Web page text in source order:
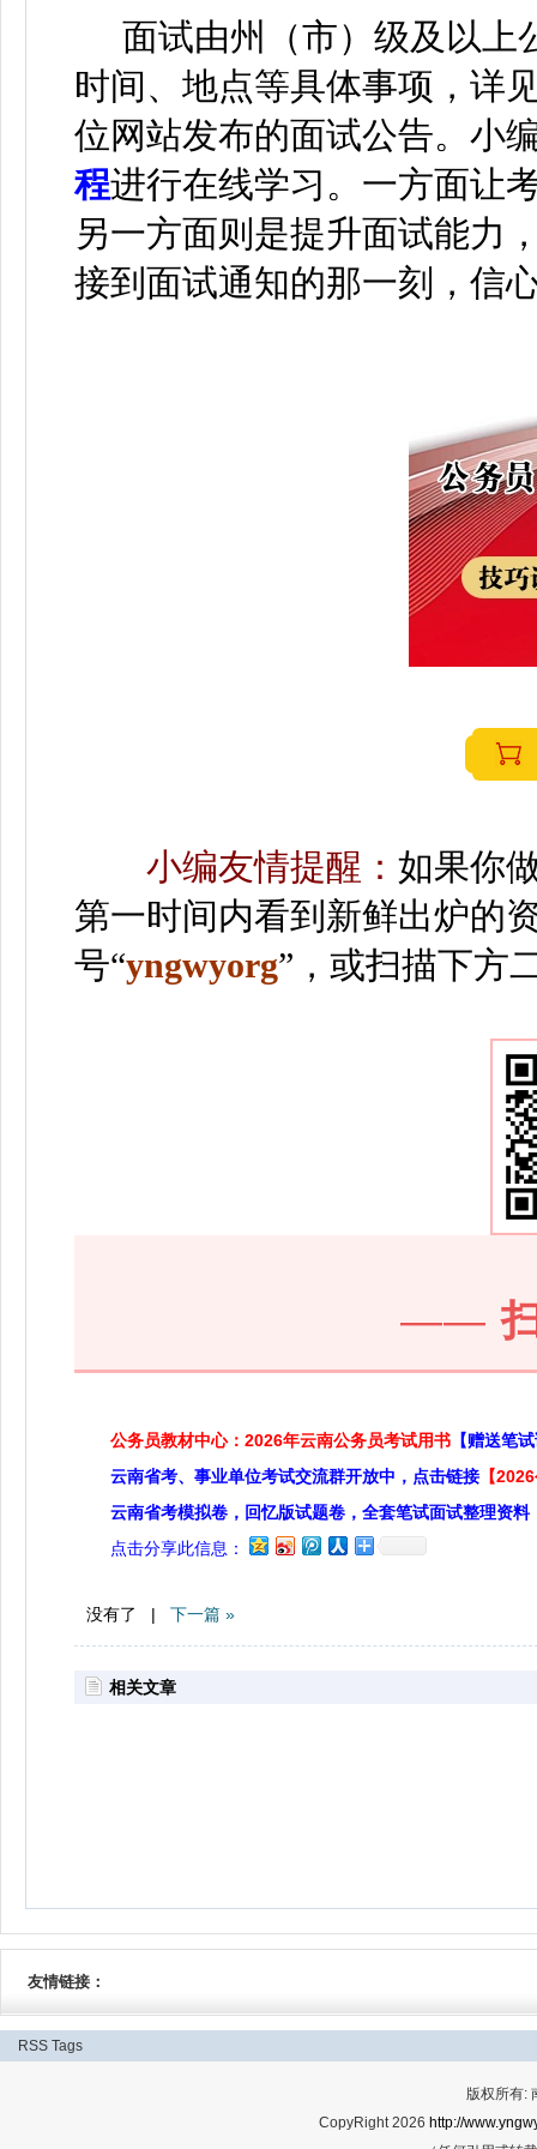
面试由州（市）级及以上
时间、地点等具体事项，详
位网站发布的面试公告。 小
程进行在线学习 。 一方面让
另一方面则是提升面试能力
接到面试通知的那一刻，信
小编友情提醒： 如果你
第一时间内看到新鲜出炉的
号“yngwyorg” ，或扫描下方
——
公务员教材中心：2026年云南公务员考试用书 【赠送笔
云南省考、事业单位考试交流群开放中，点击链接 【
云南省考模拟卷，回忆版试题卷，全套笔试面试整理资料
点击分享此信息：
没有了 | 下一篇 »
相关文章
友情链接：
RSS Tags
版权所有:
CopyRight 2026 http://